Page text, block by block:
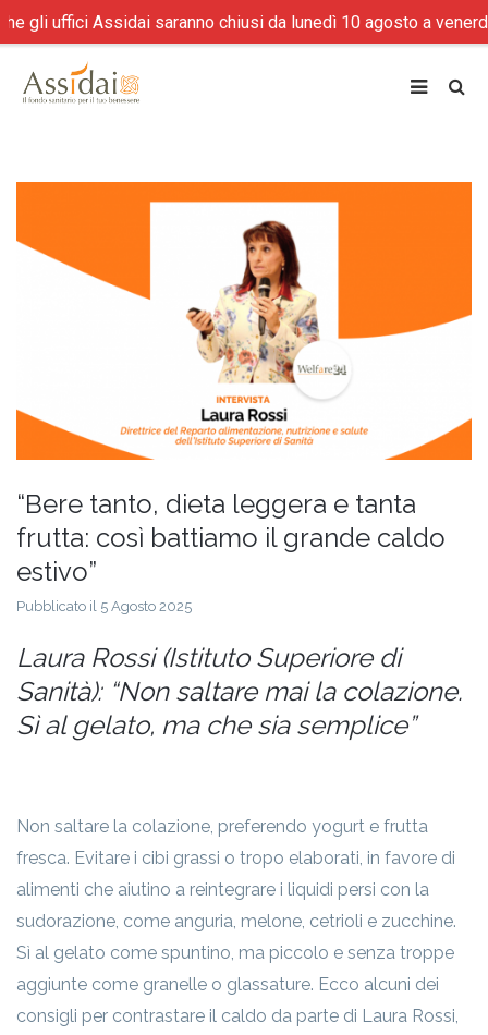
“Bere tanto, dieta leggera e tanta
frutta: così battiamo il grande caldo
estivo”
Pubblicato il 5 Agosto 2025
Laura Rossi (Istituto Superiore di
Sanità): “Non saltare mai la colazione.
Sì al gelato, ma che sia semplice”
Non saltare la colazione, preferendo yogurt e frutta
fresca. Evitare i cibi grassi o tropo elaborati, in favore di
alimenti che aiutino a reintegrare i liquidi persi con la
sudorazione, come anguria, melone, cetrioli e zucchine.
Sì al gelato come spuntino, ma piccolo e senza troppe
aggiunte come granelle o glassature. Ecco alcuni dei
consigli per contrastare il caldo da parte di Laura Rossi,
Assidai saranno chiusi da lunedì 10 agosto a venerdì 21